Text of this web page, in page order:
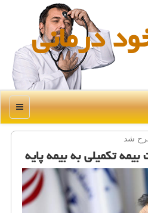
درمانی
منو
شد
تكمیلی به بیمه پایه